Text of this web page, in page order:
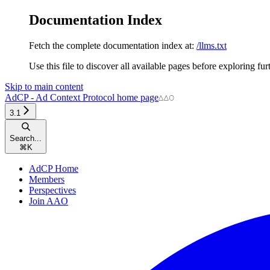
Documentation Index
Fetch the complete documentation index at: /llms.txt
Use this file to discover all available pages before exploring
Skip to main content
AdCP - Ad Context Protocol home page
3.1
Search...
⌘ K
AdCP Home
Members
Perspectives
Join AAO